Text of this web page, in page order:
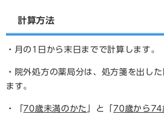
計算方法
・月の1日から末日までで計算します。
・院外処方の薬局分は、処方箋を出し
ます。
・「 70歳未満のかた 」と「 70歳から74